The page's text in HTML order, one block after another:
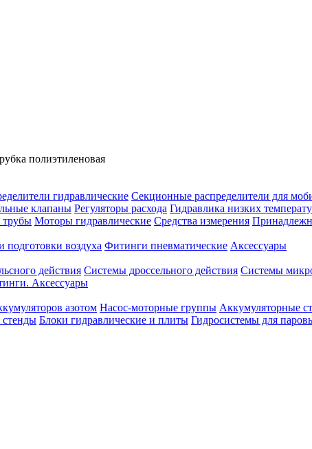
полиэтиленовая
гидравлические Секционные распределители для
клапаны Регуляторы расхода Гидравлика низких
трубы Моторы гидравлические Средства измерения
подготовки воздуха Фитинги пневматические Аксессуары
действия Системы дроссельного действия Системы
Аксессуары
азотом Насос-моторные группы Аккумуляторные
стенды Блоки гидравлические и плиты Гидросистемы для